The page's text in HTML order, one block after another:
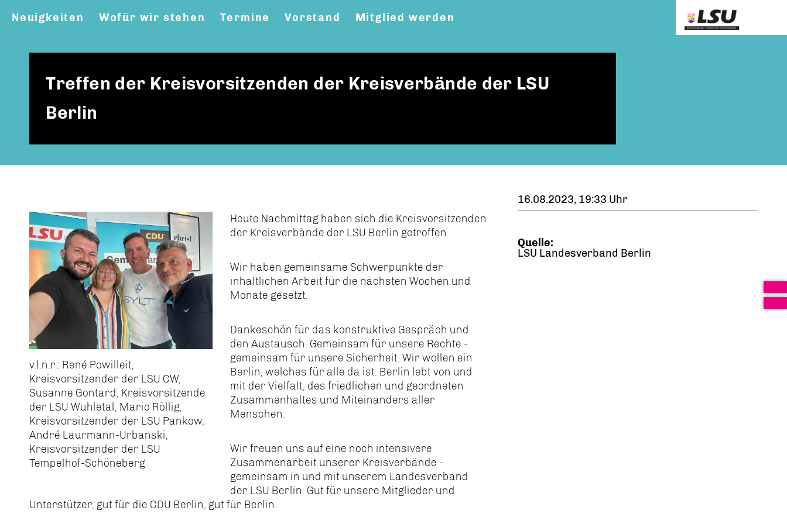
Neuigkeiten Wofür wir stehen Termine Vorstand Mitglied werden
Treffen der Kreisvorsitzenden der Kreisverbände der LSU
Berlin
v.l.n.r.: René Powilleit,
Kreisvorsitzender der LSU CW,
Susanne Gontard, Kreisvorsitzende
der LSU Wuhletal, Mario Röllig,
Kreisvorsitzender der LSU Pankow,
André Laurmann-Urbanski,
Kreisvorsitzender der LSU
Tempelhof-Schöneberg
Heute Nachmittag haben sich die Kreisvorsitzenden
der Kreisverbände der LSU Berlin getroffen.
Wir haben gemeinsame Schwerpunkte der
inhaltlichen Arbeit für die nächsten Wochen und
Monate gesetzt.
Dankeschön für das konstruktive Gespräch und
den Austausch. Gemeinsam für unsere Rechte -
gemeinsam für unsere Sicherheit. Wir wollen ein
Berlin, welches für alle da ist. Berlin lebt von und
mit der Vielfalt, des friedlichen und geordneten
Zusammenhaltes und Miteinanders aller
Menschen.
Wir freuen uns auf eine noch intensivere
Zusammenarbeit unserer Kreisverbände -
gemeinsam in und mit unserem Landesverband
der LSU Berlin. Gut für unsere Mitglieder und
Unterstützer, gut für die CDU Berlin, gut für Berlin.
16.08.2023, 19:33 Uhr
Quelle:
LSU Landesverband Berlin